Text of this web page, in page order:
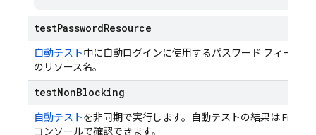
testPasswordResource
自動テスト中に自動ログインに使用するパスワード フィールド
のリソース名。
testNonBlocking
自動テストを非同期で実行します。自動テストの結果は
コンソールで確認できます。